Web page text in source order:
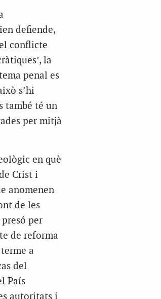
defiende,
conflicte
la
penal es
s’hi
també té un
per mitjà
en què
Crist i
anomenen
de les
per
de reforma
a
del
País
autoritats i